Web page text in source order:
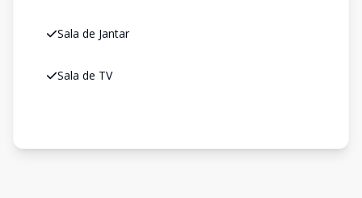
Sala de Jantar
Sala de TV